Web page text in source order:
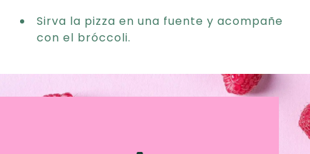
Sirva la pizza en una fuente y acompañe
con el bróccoli.